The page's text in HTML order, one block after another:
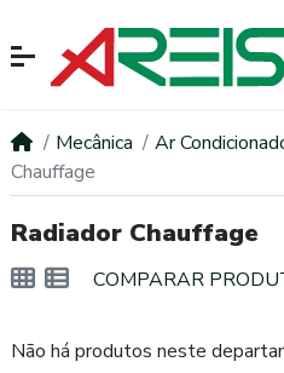
Mecânica Ar
Chauffage
Radiador Chauffage
COMPARAR
Não há produtos neste